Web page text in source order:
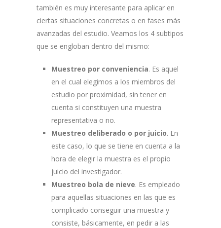
también es muy interesante para aplicar en
ciertas situaciones concretas o en fases más
avanzadas del estudio. Veamos los 4 subtipos
que se engloban dentro del mismo:
Muestreo por conveniencia. Es aquel
en el cual elegimos a los miembros del
estudio por proximidad, sin tener en
cuenta si constituyen una muestra
representativa o no.
Muestreo deliberado o por juicio. En
este caso, lo que se tiene en cuenta a la
hora de elegir la muestra es el propio
juicio del investigador.
Muestreo bola de nieve. Es empleado
para aquellas situaciones en las que es
complicado conseguir una muestra y
consiste, básicamente, en pedir a las